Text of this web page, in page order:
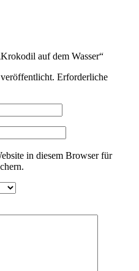
auf dem Wasser“
Erforderliche
in diesem Browser für